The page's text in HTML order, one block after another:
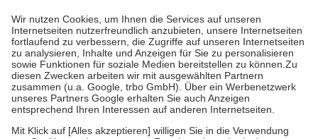
höchstens zehn Euro.
Es sind jedoch nie mehr als die tatsächlichen
Kosten der Leistung zu entrichten.
Diese Regeln gelten grundsätzlich auch für Online-Apotheken.
Bei Heilmitteln und häuslicher Krankenpflege beträgt die
Zuzahlung zehn Prozent der Kosten sowie zehn Euro je
Verordnung.
Um das Engagement der Versicherten für ihre eigene Gesundheit zu
stärken und die besondere Stellung der Familie zu unterstützen,
fallenkeine Zuzahlungenan bei: